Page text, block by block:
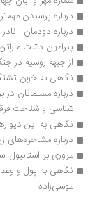
درباره پرسیدن مهم‌تر از
درباره دودمان | نادر
پیرامون دشت ماراتن
از جبهه روسیه در جنگ با
نگاهی به خون تشنگی |
شناسی و شناخت فرقه‎ها | محمود فاضلی
نگاهی به این دیوارها
درباره مشاجره‌های زن و
مروری بر استانبول
موسی‌زاده